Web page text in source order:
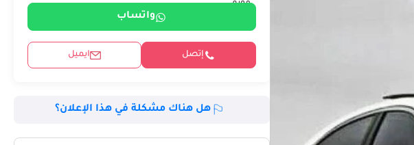
واتساب
إتصل ايميل
هل هناك مشكلة في هذا الإعلان؟